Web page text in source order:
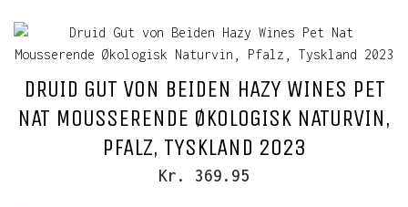
DRUID GUT VON BEIDEN HAZY WINES PET
NAT MOUSSERENDE ØKOLOGISK NATURVIN,
PFALZ, TYSKLAND 2023
Kr. 369.95